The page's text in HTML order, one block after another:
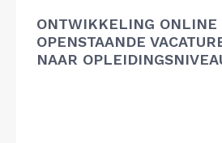
ONTWIKKELING ONLINE
OPENSTAANDE
NAAR